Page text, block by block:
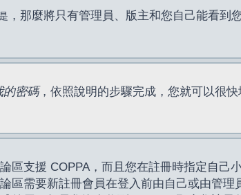
，那麼將只有管理員、版主和您自己能看到
的密碼，依照說明的步驟完成，您就可以很
區支援 COPPA，而且您在註冊時指定自己
區需要新註冊會員在登入前由自己或由管理